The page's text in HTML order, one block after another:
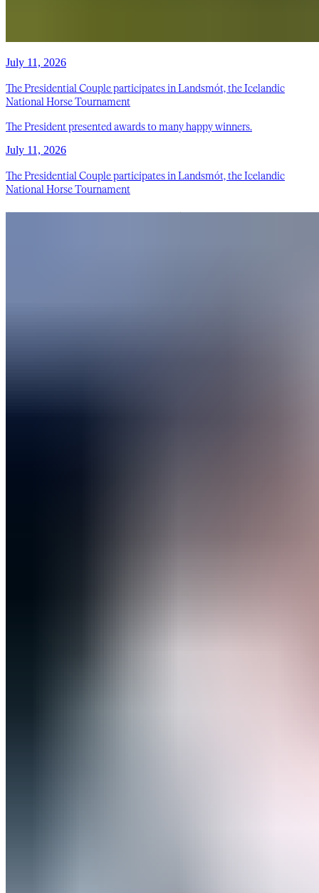
July 11, 2026
The Presidential Couple participates in Landsmót, the Icelandic
National Horse Tournament
The President presented awards to many happy winners.
July 11, 2026
The Presidential Couple participates in Landsmót, the Icelandic
National Horse Tournament